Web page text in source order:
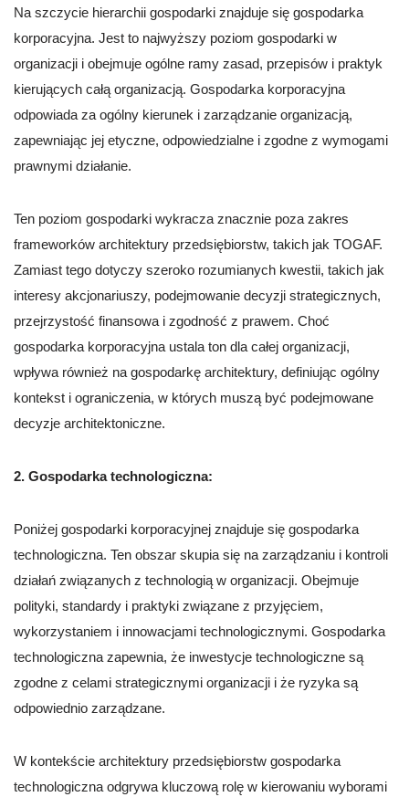
Na szczycie hierarchii gospodarki znajduje się gospodarka
korporacyjna. Jest to najwyższy poziom gospodarki w
organizacji i obejmuje ogólne ramy zasad, przepisów i praktyk
kierujących całą organizacją. Gospodarka korporacyjna
odpowiada za ogólny kierunek i zarządzanie organizacją,
zapewniając jej etyczne, odpowiedzialne i zgodne z wymogami
prawnymi działanie.
Ten poziom gospodarki wykracza znacznie poza zakres
frameworków architektury przedsiębiorstw, takich jak TOGAF.
Zamiast tego dotyczy szeroko rozumianych kwestii, takich jak
interesy akcjonariuszy, podejmowanie decyzji strategicznych,
przejrzystość finansowa i zgodność z prawem. Choć
gospodarka korporacyjna ustala ton dla całej organizacji,
wpływa również na gospodarkę architektury, definiując ogólny
kontekst i ograniczenia, w których muszą być podejmowane
decyzje architektoniczne.
2. Gospodarka technologiczna:
Poniżej gospodarki korporacyjnej znajduje się gospodarka
technologiczna. Ten obszar skupia się na zarządzaniu i kontroli
działań związanych z technologią w organizacji. Obejmuje
polityki, standardy i praktyki związane z przyjęciem,
wykorzystaniem i innowacjami technologicznymi. Gospodarka
technologiczna zapewnia, że inwestycje technologiczne są
zgodne z celami strategicznymi organizacji i że ryzyka są
odpowiednio zarządzane.
W kontekście architektury przedsiębiorstw gospodarka
technologiczna odgrywa kluczową rolę w kierowaniu wyborami